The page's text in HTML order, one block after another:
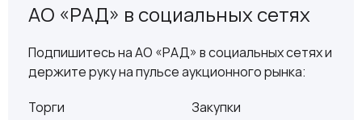
АО «РАД» в социальных сетях
Подпишитесь на АО «РАД» в социальных сетях и
держите руку на пульсе аукционного рынка:
Торги
Закупки